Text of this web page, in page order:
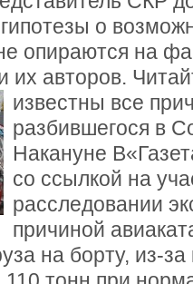
о
опираются на
авторов.
известны все
разбившегося в
Накануне
со ссылкой на
расследовании
причиной
на борту, из-за